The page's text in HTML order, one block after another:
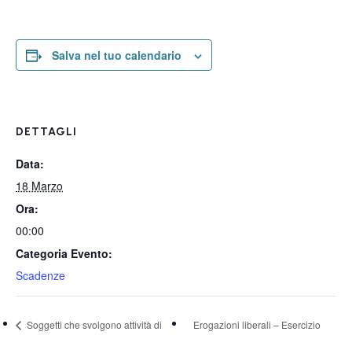
Salva nel tuo calendario
DETTAGLI
Data:
18 Marzo
Ora:
00:00
Categoria Evento:
Scadenze
Soggetti che svolgono attività di
Erogazioni liberali – Esercizio